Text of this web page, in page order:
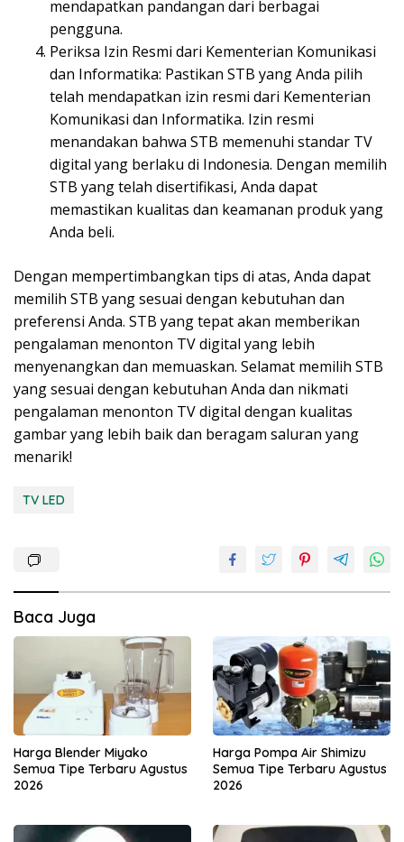
mendapatkan pandangan dari berbagai
pengguna.
Periksa Izin Resmi dari Kementerian Komunikasi
dan Informatika: Pastikan STB yang Anda pilih
telah mendapatkan izin resmi dari Kementerian
Komunikasi dan Informatika. Izin resmi
menandakan bahwa STB memenuhi standar TV
digital yang berlaku di Indonesia. Dengan memilih
STB yang telah disertifikasi, Anda dapat
memastikan kualitas dan keamanan produk yang
Anda beli.
Dengan mempertimbangkan tips di atas, Anda dapat
memilih STB yang sesuai dengan kebutuhan dan
preferensi Anda. STB yang tepat akan memberikan
pengalaman menonton TV digital yang lebih
menyenangkan dan memuaskan. Selamat memilih STB
yang sesuai dengan kebutuhan Anda dan nikmati
pengalaman menonton TV digital dengan kualitas
gambar yang lebih baik dan beragam saluran yang
menarik!
TV LED
Baca Juga
Harga Blender Miyako
Semua Tipe Terbaru Agustus
2026
Harga Pompa Air Shimizu
Semua Tipe Terbaru Agustus
2026